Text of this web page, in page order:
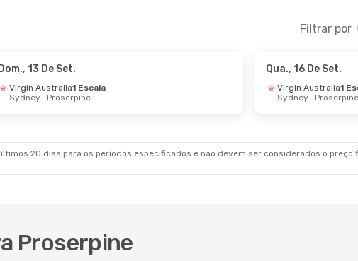
Filtrar por
Dom., 13 De Set.
Virgin Australia1 Escala
Sydney- Proserpine
Qua., 16 De Set.
Virgin Australia1
Sydney- Proserpine
20 dias para os períodos especificados e não devem ser considerados o preço
Proserpine